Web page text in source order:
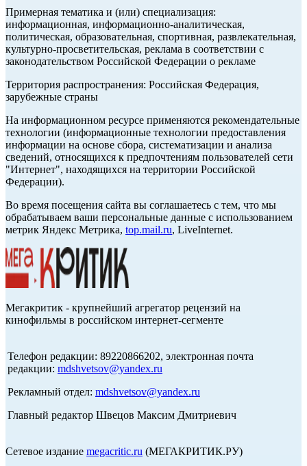
Примерная тематика и (или) специализация:
информационная, информационно-аналитическая,
политическая, образовательная, спортивная, развлекательная,
культурно-просветительская, реклама в соответствии с
законодательством Российской Федерации о рекламе
Территория распространения: Российская Федерация,
зарубежные страны
На информационном ресурсе применяются рекомендательные
технологии (информационные технологии предоставления
информации на основе сбора, систематизации и анализа
сведений, относящихся к предпочтениям пользователей сети
"Интернет", находящихся на территории Российской
Федерации).
Во время посещения сайта вы соглашаетесь с тем, что мы
обрабатываем ваши персональные данные с использованием
метрик Яндекс Метрика, top.mail.ru, LiveInternet.
Мегакритик - крупнейший агрегатор рецензий на
кинофильмы в российском интернет-сегменте
Телефон редакции: 89220866202, электронная почта
редакции: mdshvetsov@yandex.ru
Рекламный отдел: mdshvetsov@yandex.ru
Главный редактор Швецов Максим Дмитриевич
Сетевое издание megacritic.ru (МЕГАКРИТИК.РУ)